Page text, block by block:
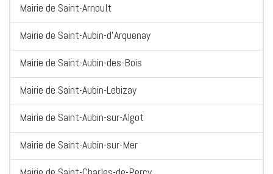
Mairie de Saint-Arnoult
Mairie de Saint-Aubin-d'Arquenay
Mairie de Saint-Aubin-des-Bois
Mairie de Saint-Aubin-Lebizay
Mairie de Saint-Aubin-sur-Algot
Mairie de Saint-Aubin-sur-Mer